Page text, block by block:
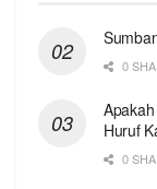
0
Apakah
Huruf
0